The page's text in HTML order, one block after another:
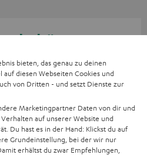
Verbindungskabel im
bieten, das genau zu deinen
auf diesen Webseiten Cookies und
von Dritten - und setzt Dienste zur
Marketingpartner Daten von dir und
auf unserer Website und
Du hast es in der Hand: Klickst du auf
Grundeinstellung, bei der wir nur
erhältst du zwar Empfehlungen,